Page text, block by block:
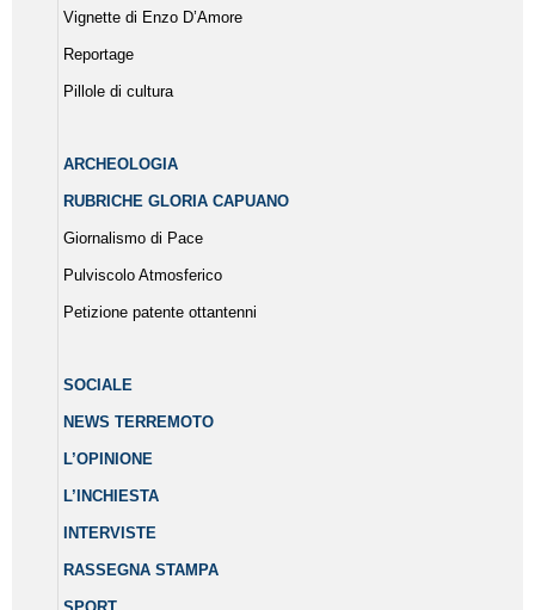
Vignette di Enzo D’Amore
Reportage
Pillole di cultura
ARCHEOLOGIA
RUBRICHE GLORIA CAPUANO
Giornalismo di Pace
Pulviscolo Atmosferico
Petizione patente ottantenni
SOCIALE
NEWS TERREMOTO
L’OPINIONE
L’INCHIESTA
INTERVISTE
RASSEGNA STAMPA